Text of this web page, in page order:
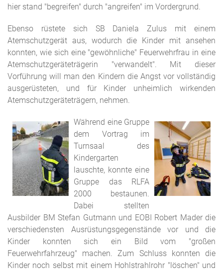
hier stand "begreifen" durch "angreifen" im Vordergrund.
Ebenso rüstete sich SB Daniela Zulus mit einem
Atemschutzgerät aus, wodurch die Kinder mit ansehen
konnten, wie sich eine "gewöhnliche" Feuerwehrfrau in eine
Atemschutzgeräteträgerin "verwandelt". Mit dieser
Vorführung will man den Kindern die Angst vor vollständig
ausgerüsteten, und für Kinder unheimlich wirkenden
Atemschutzgeräteträgern, nehmen.
Während eine Gruppe
dem Vortrag im
Turnsaal des
Kindergarten
lauschte, konnte eine
Gruppe das RLFA
2000 bestaunen.
Dabei stellten
Ausbilder BM Stefan Gutmann und EOBI Robert Mader die
verschiedensten Ausrüstungsgegenstände vor und die
Kinder konnten sich ein Bild vom "großen
Feuerwehrfahrzeug" machen. Zum Schluss konnten die
Kinder noch selbst mit einem Hohlstrahlrohr "löschen" und